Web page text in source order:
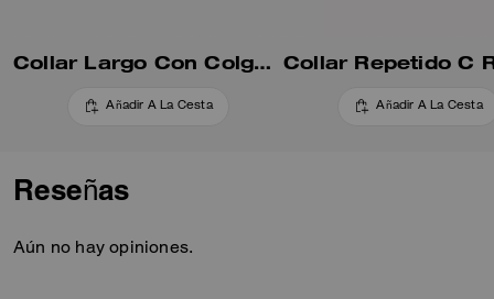
Collar Largo Con Colgante De Monedero
Añadir A La Cesta Añadir A La Cesta
Reseñas
Aún no hay opiniones.